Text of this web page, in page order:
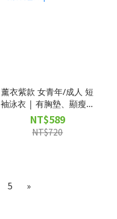
薰衣紫款 女青年/成人 短
袖泳衣 | 有胸墊、顯瘦剪
裁、假兩件短褲 |
D0403105
NT$589
NT$720
5 »